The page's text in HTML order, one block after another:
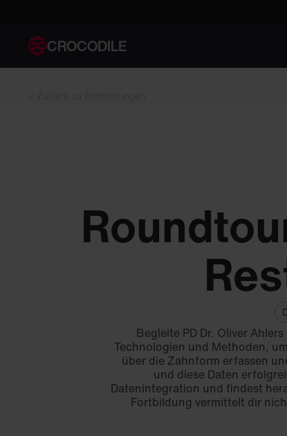
CROCODILE
Begleite PD Dr. Oliver
Technologien und Methoden,
über die Zahnform erfassen
und diese Daten
Datenintegration und findest
Fortbildung vermittelt dir